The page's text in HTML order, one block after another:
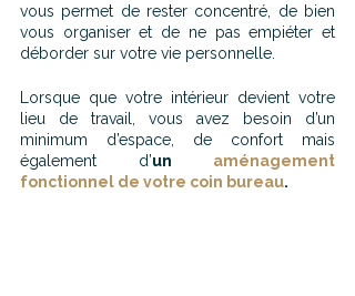
vous permet de rester concentré, de bien
vous organiser et de ne pas empiéter et
déborder sur votre vie personnelle.
Lorsque que votre intérieur devient votre
lieu de travail, vous avez besoin d’un
minimum d’espace, de confort mais
également d’un aménagement
fonctionnel de votre coin bureau.